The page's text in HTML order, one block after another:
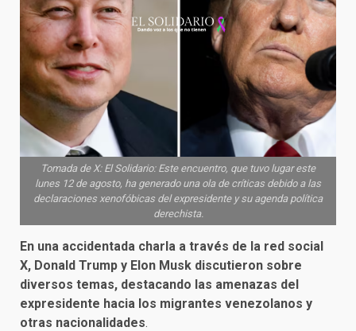
Tomada de X: El Solidario: Este encuentro, que tuvo lugar este
lunes 12 de agosto, ha generado una ola de críticas debido a las
declaraciones xenofóbicas del expresidente y su agenda política
derechista.
En una accidentada charla a través de la red social
X, Donald Trump y Elon Musk discutieron sobre
diversos temas, destacando las amenazas del
expresidente hacia los migrantes venezolanos y
otras nacionalidades.